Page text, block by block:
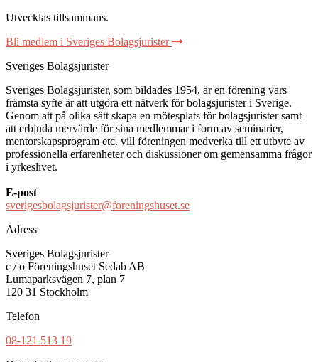
Utvecklas tillsammans.
Bli medlem i Sveriges Bolagsjurister
Sveriges Bolagsjurister
Sveriges Bolagsjurister, som bildades 1954, är en förening vars
främsta syfte är att utgöra ett nätverk för bolagsjurister i Sverige.
Genom att på olika sätt skapa en mötesplats för bolagsjurister samt
att erbjuda mervärde för sina medlemmar i form av seminarier,
mentorskapsprogram etc. vill föreningen medverka till ett utbyte av
professionella erfarenheter och diskussioner om gemensamma frågor
i yrkeslivet.
E-post
sverigesbolagsjurister@foreningshuset.se
Adress
Sveriges Bolagsjurister
c / o Föreningshuset Sedab AB
Lumaparksvägen 7, plan 7
120 31 Stockholm
Telefon
08-121 513 19